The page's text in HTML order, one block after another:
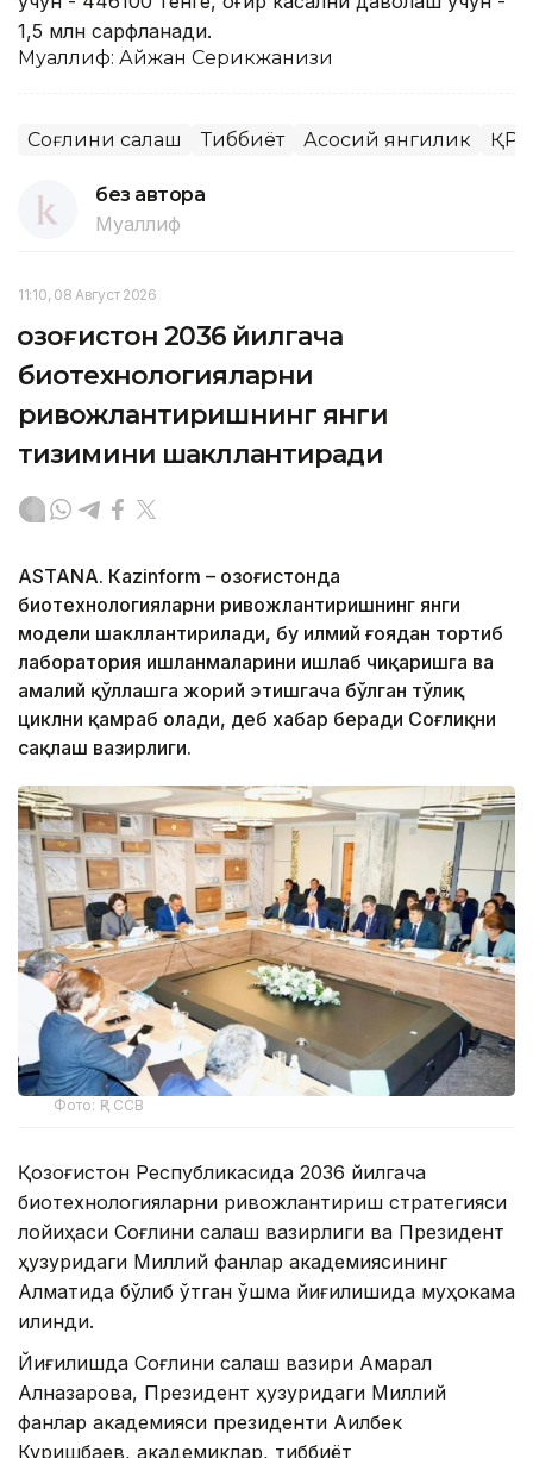
1,5 млн сарфланади.
Муаллиф: Айжан Серикжанқизи
Соғлиқни сақлаш Тиббиёт Асосий янгилик ҚР
без автора
Муаллиф
11:10, 08 Август 2026
Қозоғистон 2036 йилгача
биотехнологияларни
ривожлантиришнинг янги
тизимини шакллантиради
ASTANА. Кazinform – Қозоғистонда
биотехнологияларни ривожлантиришнинг янги
модели шакллантирилади, бу илмий ғоядан тортиб
лаборатория ишланмаларини ишлаб чиқаришга ва
амалий қўллашга жорий этишгача бўлган тўлиқ
циклни қамраб олади, деб хабар беради Соғлиқни
сақлаш вазирлиги.
Фото: ҚР ССВ
Қозоғистон Республикасида 2036 йилгача
биотехнологияларни ривожлантириш стратегияси
лойиҳаси Соғлиқни сақлаш вазирлиги ва Президент
ҳузуридаги Миллий фанлар академиясининг
Алматида бўлиб ўтган қўшма йиғилишида муҳокама
қилинди.
Йиғилишда Соғлиқни сақлаш вазири Ақмарал
Алназарова, Президент ҳузуридаги Миллий
фанлар академияси президенти Ақилбек
Куришбаев, академиклар, тиббиёт